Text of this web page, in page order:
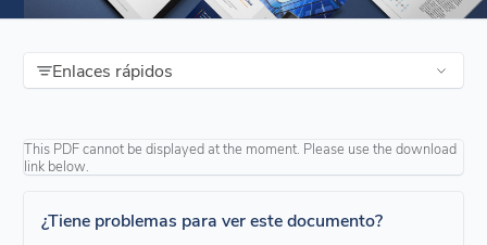
Enlaces rápidos
This PDF cannot be displayed at the moment. Please use the download
link below.
¿Tiene problemas para ver este documento?